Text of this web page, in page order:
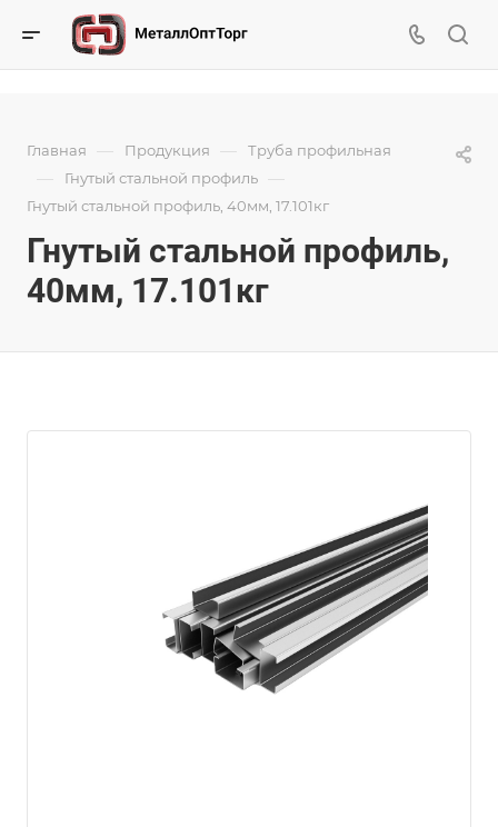
Главная — Продукция — Труба профильная
— Гнутый стальной профиль —
Гнутый стальной профиль, 40мм, 17.101кг
Гнутый стальной профиль,
40мм, 17.101кг